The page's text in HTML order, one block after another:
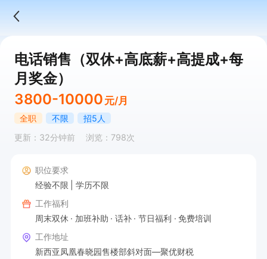
电话销售（双休+高底薪+高提成+每
月奖金）
3800-10000 元/月
全职 不限
招5人
更新：32分钟前
浏览：798次
职位要求
经验不限
学历不限
工作福利
周末双休
加班补助 话补 节日福利
免费培训
工作地址
新西亚凤凰春晓园售楼部斜对面—聚优财税